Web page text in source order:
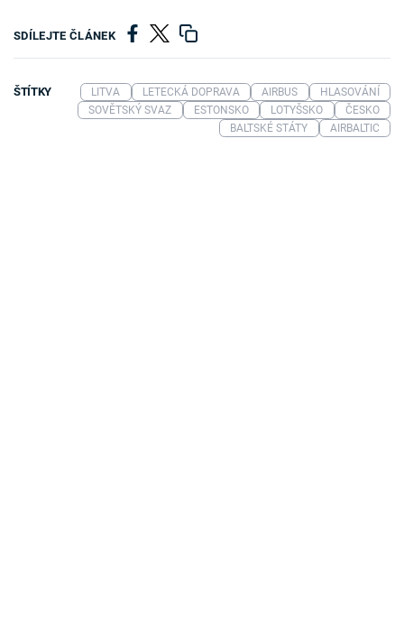
SDÍLEJTE ČLÁNEK
ŠTÍTKY LITVA LETECKÁ DOPRAVA AIRBUS
HLASOVÁNÍ
SOVĚTSKÝ SVAZ
ESTONSKO LOTYŠSKO
ČESKO
BALTSKÉ STÁTY
AIRBALTIC